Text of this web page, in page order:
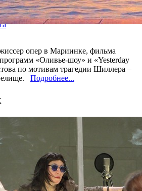
опер в Мариинке, фильма
«Оливье-шоу» и «Yesterday
по мотивам трагедии Шиллера –
Подробнее...